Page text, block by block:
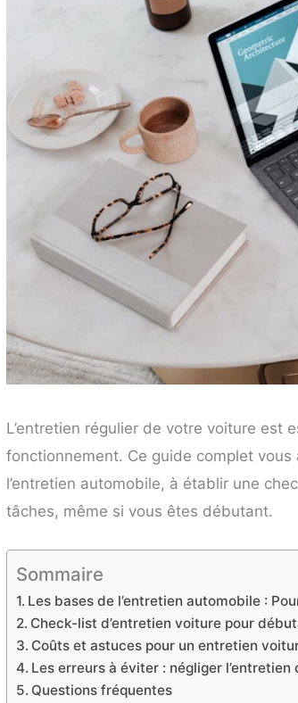
L’entretien régulier de votre voiture est
fonctionnement. Ce guide complet
l’entretien automobile, à établir une
tâches, même si vous êtes débutant.
Sommaire
Les bases de l’entretien automobile :
Check-list d’entretien voiture pour
Coûts et astuces pour un entretien
Les erreurs à éviter : négliger l’entretien
Questions fréquentes